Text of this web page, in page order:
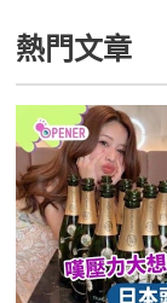
熱門文章